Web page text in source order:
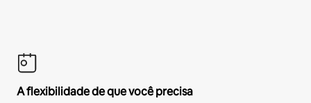
A flexibilidade de que você precisa